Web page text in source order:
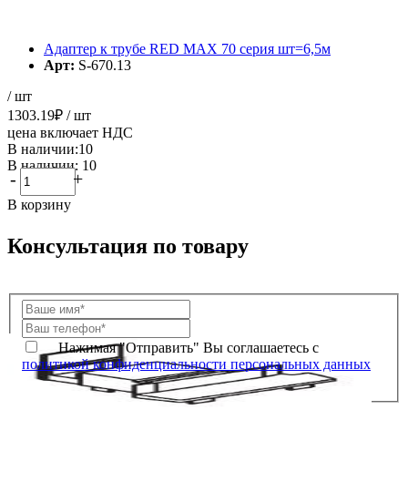
Адаптер к трубе RED MAX 70 серия шт=6,5м
Арт: S-670.13
/ шт
1303.19₽ / шт
цена включает НДС
В наличии:10
В наличии: 10
- +
В корзину
Консультация по товару
Нажимая "Отправить" Вы соглашаетесь с
политикой конфиденциальности персональных данных